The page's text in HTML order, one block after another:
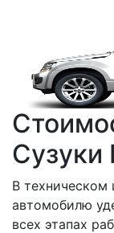
Сузуки
В техническом
автомобилю
всех этапах